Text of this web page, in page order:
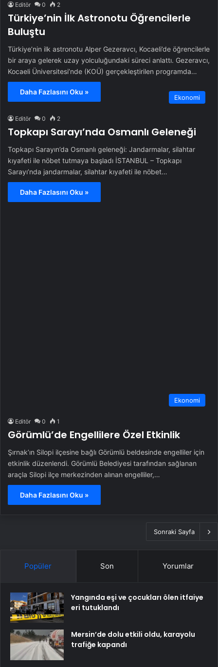
Editör 0 2
Türkiye’nin İlk Astronotu Öğrencilerle
Buluştu
Türkiye’nin ilk astronotu Alper Gezeravcı, Kocaeli’de öğrencilerle
bir araya gelerek uzay yolculuğundaki süreci anlattı. Gezeravcı,
Kocaeli Üniversitesi’nde (KOÜ) gerçekleştirilen programda…
Daha Fazlasını Oku »
Ekonomi
Editör 0 2
Topkapı Sarayı’nda Osmanlı Geleneği
Topkapı Sarayın’da Osmanlı geleneği: Jandarmalar, silahtar
kıyafeti ile nöbet tutmaya başladı İSTANBUL – Topkapı
Sarayı’nda jandarmalar, silahtar kıyafeti ile nöbet…
Daha Fazlasını Oku »
etkinlik düzenlendi. Görümlü Belediyesi tarafından sağlanan
Sonraki Sayfa
Popüler
Yangında eşi ve çocukları ölen itfaiye
Mersin’de dolu etkili oldu, karayolu
DEM Parti heyeti ile Öcalan arasındaki
Fatih Erbakan: Bir yanda ABD, bir